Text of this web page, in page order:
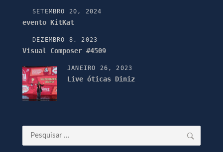
SETEMBRO 20, 2024
evento KitKat
DEZEMBRO 8, 2023
Visual Composer #4509
JANEIRO 26, 2023
Live óticas Diniz
Pesquisar
por: